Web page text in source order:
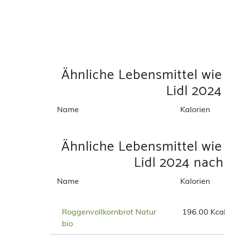
Ähnliche Lebensmittel
Lidl
Name Kalorien
Ähnliche Lebensmittel
Lidl 2024
Name Kalorien
Roggenvollkornbrot Natur
bio
196.00 Kcal